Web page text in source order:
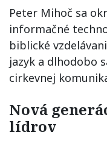
Peter Mihoč sa
informačné
biblické
jazyk a dlhodobo
cirkevnej
Nová
lídrov